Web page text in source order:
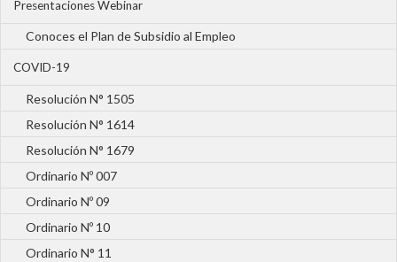
Presentaciones Webinar
Conoces el Plan de Subsidio al Empleo
COVID-19
Resolución N° 1505
Resolución N° 1614
Resolución N° 1679
Ordinario Nº 007
Ordinario Nº 09
Ordinario Nº 10
Ordinario N° 11